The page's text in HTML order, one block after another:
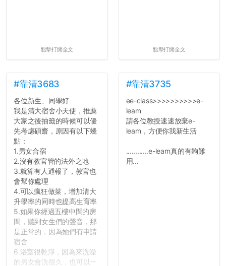
點擊打開全文 點擊打開全文
#靠清3683
各位新生、同學好
我是清大宿舍小天使，推薦
大家之後抽籤的時候可以優
先考慮碩齋，原因有以下幾
點：
1.男女合宿
2.沒有教官管的法外之地
3.就算有人通報了，教官也
會幫你處理
4.可以瘋狂做菜，增加清大
升學率的同時也提高生育率
5.如果你經過五樓中間的房
間，聽到女生們的聲音，那
是正常的，因為她們有申請
宿舍
6.浴室很乾淨，因為來洗澡
的男女會洗很久，也可以一
#靠清3735
ee-class>>>>>>>>>>e-
learn
請各位教授速速放棄e-
learn，方便你我新生活
............e-learn真的有夠難
用...